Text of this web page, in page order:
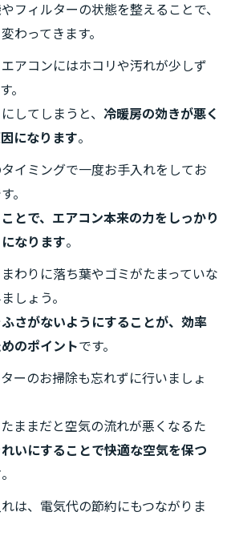
フィルターの状態を整えることで、
わってきます。
アコンにはホコリや汚れが少しず
。
してしまうと、 冷暖房の効きが悪く
になります。
イミングで一度お手入れをしてお
。
とで、エアコン本来の力をしっかり
なります。
わりに落ち葉やゴミがたまっていな
しょう。
さがないようにすることが、効率
のポイントです。
ーのお掃除も忘れずに行いましょ
ままだと空気の流れが悪くなるた
いにすることで快適な空気を保つ
。
は、電気代の節約にもつながりま